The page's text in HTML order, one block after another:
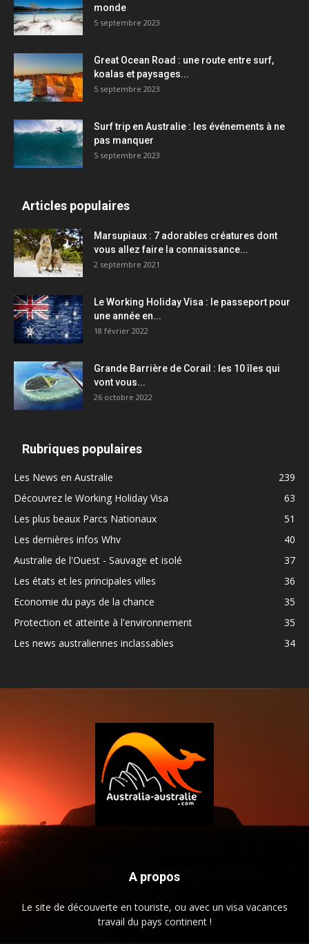
monde
5 septembre 2023
Great Ocean Road : une route entre surf,
koalas et paysages...
5 septembre 2023
Surf trip en Australie : les événements à ne
pas manquer
5 septembre 2023
Articles populaires
Marsupiaux : 7 adorables créatures dont
vous allez faire la connaissance...
2 septembre 2021
Le Working Holiday Visa : le passeport pour
une année en...
18 février 2022
Grande Barrière de Corail : les 10 îles qui
vont vous...
26 octobre 2022
Rubriques populaires
Les News en Australie
239
Découvrez le Working Holiday Visa
63
Les plus beaux Parcs Nationaux
51
Les dernières infos Whv
40
Australie de l'Ouest - Sauvage et isolé
37
Les états et les principales villes
36
Economie du pays de la chance
35
Protection et atteinte à l'environnement
35
Les news australiennes inclassables
34
A propos
Le site de découverte en touriste, ou avec un visa vacances
travail du pays continent !